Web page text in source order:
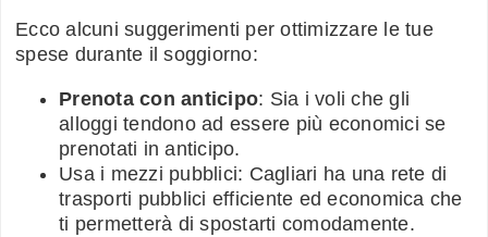
Ecco alcuni suggerimenti per ottimizzare le tue
spese durante il soggiorno:
Prenota con anticipo: Sia i voli che gli
alloggi tendono ad essere più economici se
prenotati in anticipo.
Usa i mezzi pubblici: Cagliari ha una rete di
trasporti pubblici efficiente ed economica che
ti permetterà di spostarti comodamente.